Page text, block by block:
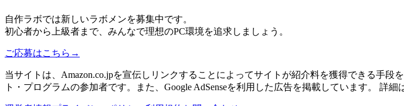
自作ラボでは新しいラボメンを募集中です。
初心者から上級者まで、みんなで理想のPC環境を追求しましょう。
ご応募はこちら →
当サイトは、Amazon.co.jpを宣伝しリンクすることによってサイトが紹介料を獲得できる手
ト・プログラムの参加者です。また、Google AdSenseを利用した広告を掲載しています。 詳細